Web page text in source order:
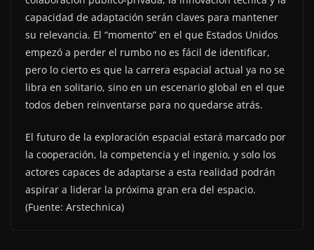
capacidad de adaptación serán claves para mantener
su relevancia. El “momento” en el que Estados Unidos
empezó a perder el rumbo no es fácil de identificar,
pero lo cierto es que la carrera espacial actual ya no se
libra en solitario, sino en un escenario global en el que
todos deben reinventarse para no quedarse atrás.
El futuro de la exploración espacial estará marcado por
la cooperación, la competencia y el ingenio, y solo los
actores capaces de adaptarse a esta realidad podrán
aspirar a liderar la próxima gran era del espacio.
(Fuente: Arstechnica)